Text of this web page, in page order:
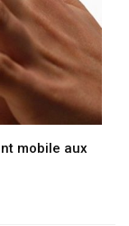
mobile aux